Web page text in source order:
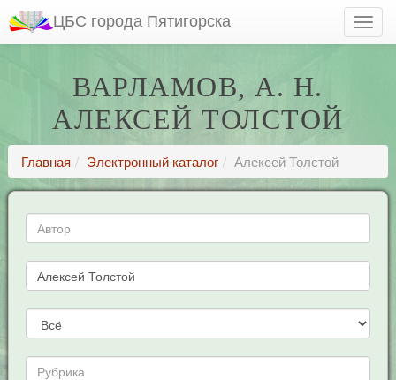
ЦБС города Пятигорска
ВАРЛАМОВ, А. Н.
АЛЕКСЕЙ ТОЛСТОЙ
Главная Электронный каталог Алексей Толстой